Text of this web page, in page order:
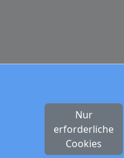
Nur
erforderliche
Cookies